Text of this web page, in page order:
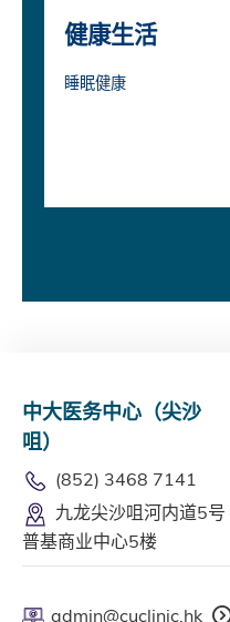
健康生活
睡眠健康
中大医务中心（尖沙
咀）
(852) 3468 7141
九龙尖沙咀河内道5号
普基商业中心5楼
admin@cuclinic.hk